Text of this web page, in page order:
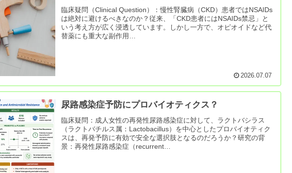
臨床疑問（Clinical Question）：慢性腎臓病（CKD）患者ではNSAIDs
は絶対に避けるべきなのか？従来、「CKD患者にはNSAIDs禁忌」と
いう考え方が広く浸透しています。しかし一方で、オピオイドなど代
替薬にも重大な副作用…
2026.07.07
尿路感染症予防にプロバイオティクス？
臨床疑問：成人女性の再発性尿路感染症に対して、ラクトバシラス
（ラクトバチルス属：Lactobacillus）を中心としたプロバイオティク
スは、再発予防に有効で安全な選択肢となるのだろうか？研究の背
景：再発性尿路感染症（recurrent…